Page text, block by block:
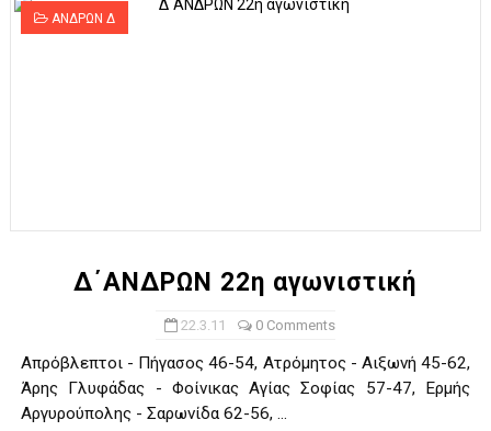
ΑΝΔΡΩΝ Δ
Δ΄ΑΝΔΡΩΝ 22η αγωνιστική
22.3.11 0 Comments
Απρόβλεπτοι - Πήγασος 46-54, Ατρόμητος - Αιξωνή 45-62,
Άρης Γλυφάδας - Φοίνικας Αγίας Σοφίας 57-47, Ερμής
Αργυρούπολης - Σαρωνίδα 62-56, ...